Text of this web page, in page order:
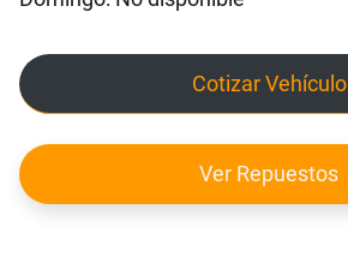
Cotizar Vehículo
Ver Repuestos